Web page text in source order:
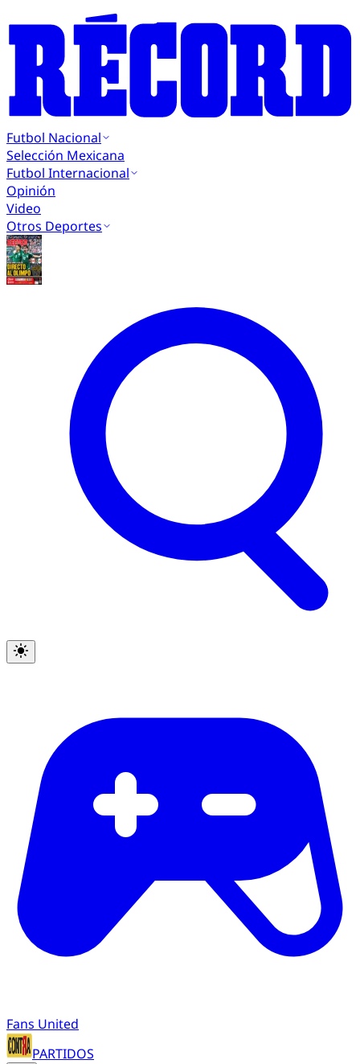
Futbol Nacional
Selección Mexicana
Futbol Internacional
Opinión
Video
Otros Deportes
Fans United
PARTIDOS